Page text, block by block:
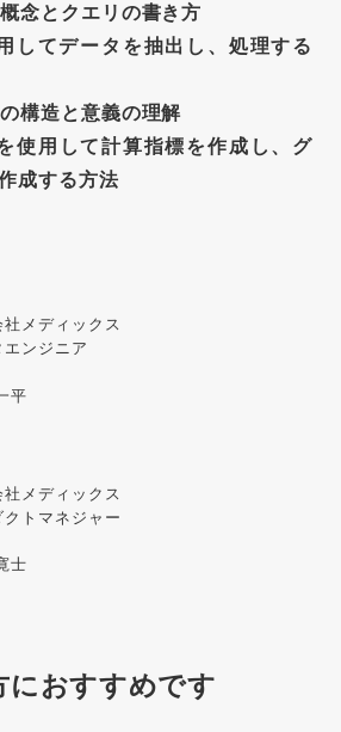
念とクエリの書き方
してデータを抽出し、処理する
構造と意義の理解
使用して計算指標を作成し、グ
成する方法
社メディックス
エンジニア
平
社メディックス
クトマネジャー
士
におすすめです